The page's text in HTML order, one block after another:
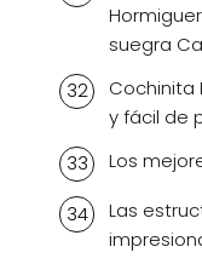
suegra
Cochinita
y fácil de
Los
Las